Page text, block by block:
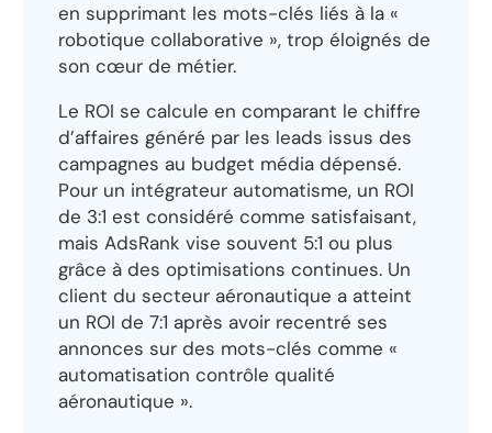
en supprimant les mots-clés liés à la «
robotique collaborative », trop éloignés de
son cœur de métier.
Le ROI se calcule en comparant le chiffre
d’affaires généré par les leads issus des
campagnes au budget média dépensé.
Pour un intégrateur automatisme, un ROI
de 3:1 est considéré comme satisfaisant,
mais AdsRank vise souvent 5:1 ou plus
grâce à des optimisations continues. Un
client du secteur aéronautique a atteint
un ROI de 7:1 après avoir recentré ses
annonces sur des mots-clés comme «
automatisation contrôle qualité
aéronautique ».